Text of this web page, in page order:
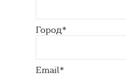
Город*
Email*